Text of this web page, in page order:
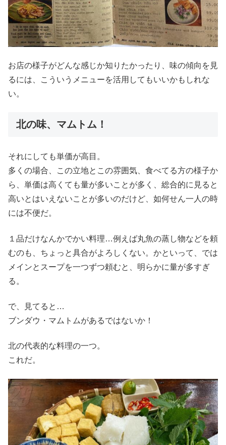
お店の様子がどんな感じか知りたかったり、味の傾向を見
るには、こういうメニューを活用してもいいかもしれな
い。
北の味、マムトム！
それにしても単価が高目。
多くの場合、この立地とこの雰囲気、食べてる方の様子か
ら、単価は高くても量が多いことが多く、総合的に見ると
高いとはいえないことが多いのだけど、如何せん一人の時
には不便だ。
１品だけなんかでかい料理…例えば丸魚の蒸し物などを頼
むのも、ちょっと具合がよろしくない。かといって、では
メインとスープを一つずつ頼むと、明らかに量が多すぎ
る。
で、見てると…
ブンダウ・マムトムがあるではないか！
北の代表的な料理の一つ。
これだ。